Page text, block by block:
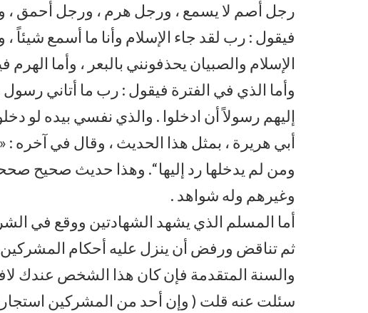
رجل أصم لا يسمع ، ورجل هرم ، ورجل أحمق ،
فيقول : رب لقد جاء الإسلام وأنا ما أسمع شيئاً
الإسلام والصبيان يحذفونني بالبعر ، وأما
وأما الذي في الفترة فيقول : رب ما أتاني
إليهم رسولاً أن ادخلوا . والذي نفسي بيده لو
أبي هريرة ، بمثل هذا الحديث ، وقال في آخره :
ومن لم يدخلها رد إليها “. وهذا حديث صحيح
وغيرهم وله شواهد .
أما المسلم الذي يشهد الشهادتين ووقع في
ثم تناقض ورفض أن ينزل عليه أحكام المشركين
والسنة المتقدمة فإن كان هذا الشخص عندك
سئلت عنه قلت ( وإن أحد من المشركين